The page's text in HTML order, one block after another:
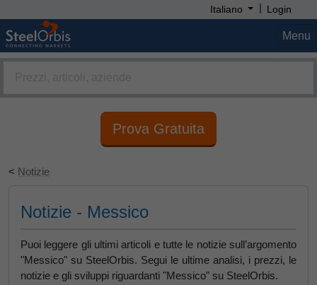
Italiano | Login
Menu
Prova Gratuita
< Notizie
Notizie - Messico
Puoi leggere gli ultimi articoli e tutte le notizie sull’argomento
"Messico" su SteelOrbis. Segui le ultime analisi, i prezzi, le
notizie e gli sviluppi riguardanti "Messico" su SteelOrbis.